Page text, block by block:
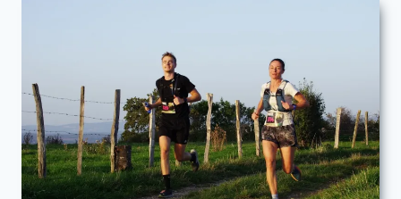
ALIMENTATION
BIEN
RÉCUPÉRER
DÈS
LE
LENDEMAIN